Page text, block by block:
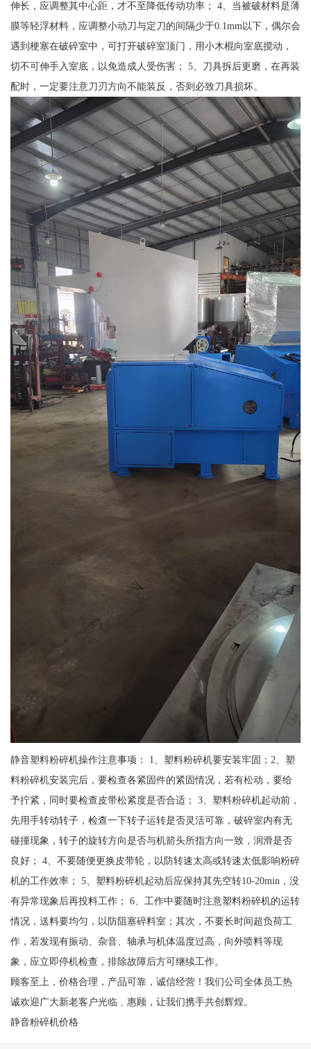
伸长，应调整其中心距，才不至降低传动功率； 4、当被破材料是薄
膜等轻浮材料，应调整小动刀与定刀的间隔少于0.1mm以下，偶尔会
遇到梗塞在破碎室中，可打开破碎室顶门，用小木棍向室底搅动，
切不可伸手入室底，以免造成人受伤害； 5、刀具拆后更磨，在再装
配时，一定要注意刀刃方向不能装反，否则必致刀具损坏。
静音塑料粉碎机操作注意事项： 1、塑料粉碎机要安装牢固；2、塑
料粉碎机安装完后，要检查各紧固件的紧固情况，若有松动，要给
予拧紧，同时要检查皮带松紧度是否合适； 3、塑料粉碎机起动前，
先用手转动转子，检查一下转子运转是否灵活可靠，破碎室内有无
碰撞现象，转子的旋转方向是否与机箭头所指方向一致，润滑是否
良好； 4、不要随便更换皮带轮，以防转速太高或转速太低影响粉碎
机的工作效率； 5、塑料粉碎机起动后应保持其先空转10-20min，没
有异常现象后再投料工作； 6、工作中要随时注意塑料粉碎机的运转
情况，送料要均匀，以防阻塞碎料室；其次，不要长时间超负荷工
作，若发现有振动、杂音、轴承与机体温度过高，向外喷料等现
象，应立即停机检查，排除故障后方可继续工作。
顾客至上，价格合理，产品可靠，诚信经营！我们公司全体员工热
诚欢迎广大新老客户光临﹑惠顾，让我们携手共创辉煌。
静音粉碎机价格